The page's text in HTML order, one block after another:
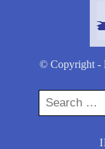
© Copyright -
Search
for: